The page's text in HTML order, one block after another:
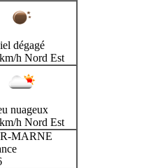
dégagé
h Nord Est
nuageux
h Nord Est
MARNE